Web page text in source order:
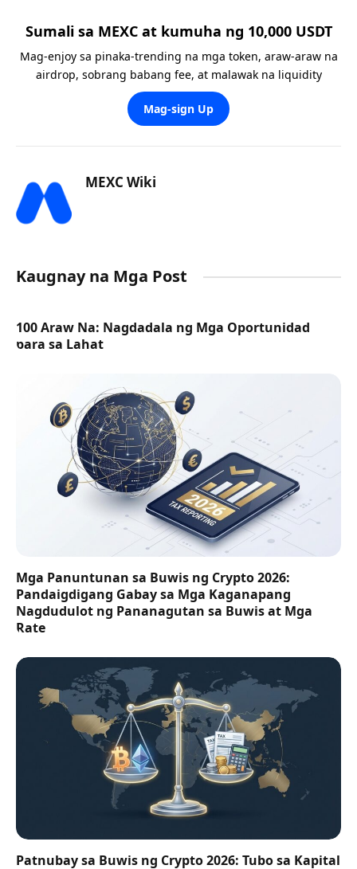
Sumali sa MEXC at kumuha ng 10,000 USDT
Mag-enjoy sa pinaka-trending na mga token, araw-araw na
airdrop, sobrang babang fee, at malawak na liquidity
Mag-sign Up
MEXC Wiki
Kaugnay na Mga Post
100 Araw Na: Nagdadala ng Mga Oportunidad
para sa Lahat
Mga Panuntunan sa Buwis ng Crypto 2026:
Pandaigdigang Gabay sa Mga Kaganapang
Nagdudulot ng Pananagutan sa Buwis at Mga
Rate
Patnubay sa Buwis ng Crypto 2026: Tubo sa Kapital